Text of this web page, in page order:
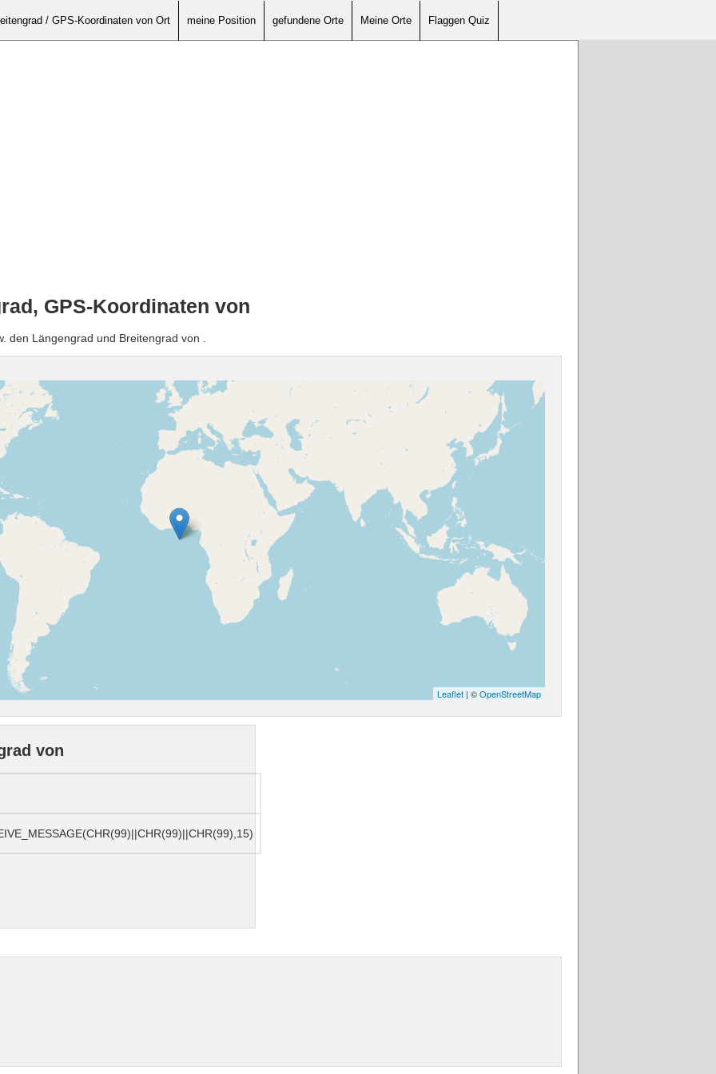
/ GPS-Koordinaten von Ort meine Position gefundene Orte Meine Orte Flaggen Quiz
GPS-Koordinaten von
den Längengrad und Breitengrad von .
Leaflet | ©OpenStreetMap
von